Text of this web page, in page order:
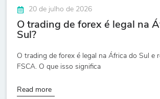
20 de julho de 2026
O trading de forex é legal na
Sul?
O trading de forex é legal na África do Sul e
FSCA. O que isso significa
Read more